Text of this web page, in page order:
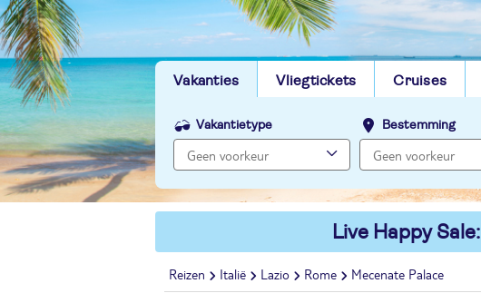
Vakanties Vliegtickets Cruises
Vakantietype Bestemming
Live Happy Sale:
Reizen Italië Lazio Rome Mecenate Palace